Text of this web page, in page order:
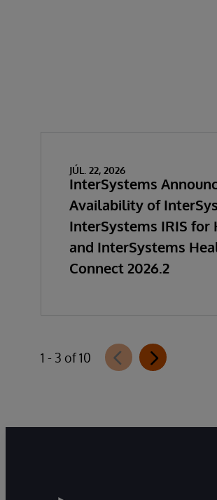
JÚL. 22, 2026
InterSystems
Availability of
InterSystems IRIS for
and InterSystems
Connect 2026.2
1 - 3 of 10